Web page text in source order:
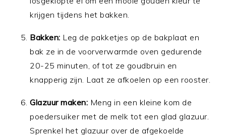
krijgen tijdens het bakken.
Bakken: Leg de pakketjes op de bakplaat en
bak ze in de voorverwarmde oven gedurende
20-25 minuten, of tot ze goudbruin en
knapperig zijn. Laat ze afkoelen op een rooster.
Glazuur maken: Meng in een kleine kom de
poedersuiker met de melk tot een glad glazuur.
Sprenkel het glazuur over de afgekoelde